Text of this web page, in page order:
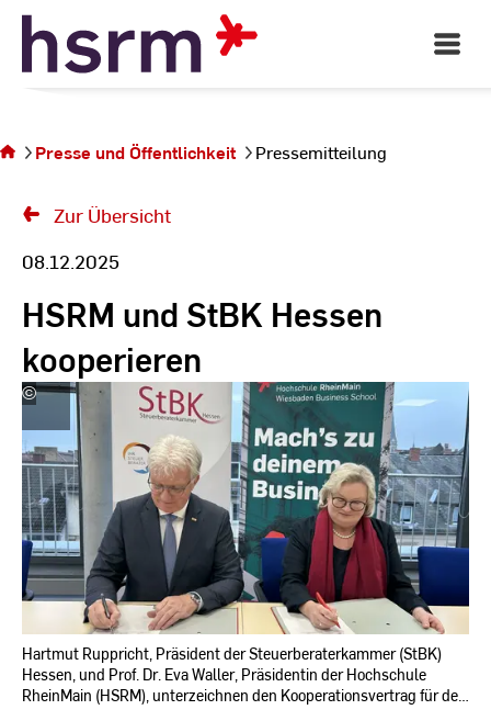
Skip
Content
Open
Main
auf der Seite
Presse und Öffentlichkeit Pressemitteilung
Zur Übersicht
08.12.2025
HSRM und StBK Hessen
kooperieren
©
Hochschule
RheinMain
Hartmut Ruppricht, Präsident der Steuerberaterkammer (StBK)
Hessen, und Prof. Dr. Eva Waller, Präsidentin der Hochschule
RheinMain (HSRM), unterzeichnen den Kooperationsvertrag für den